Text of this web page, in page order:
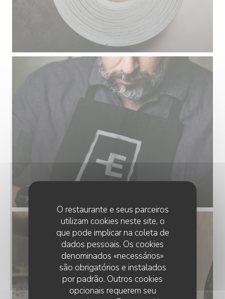
O restaurante e seus parceiros
utilizam cookies neste site, o
que pode implicar na coleta de
dados pessoais. Os cookies
denominados «necessários»
são obrigatórios e instalados
por padrão. Outros cookies
opcionais requerem seu